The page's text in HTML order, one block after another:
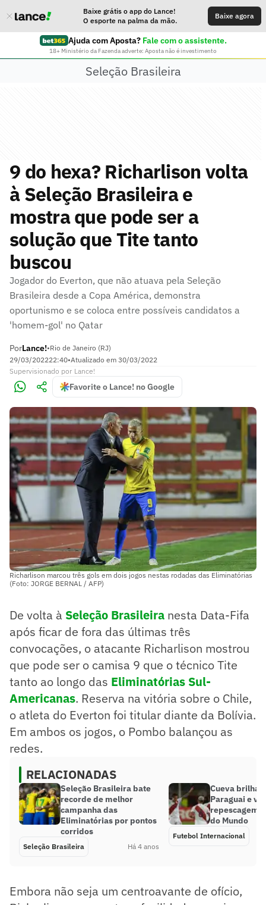
Baixe grátis o app do Lance!
O esporte na palma da mão.
Baixe agora
Ajuda com Aposta? Fale com o assistente.
18+ Ministério da Fazenda adverte: Aposta não é investimento
Seleção Brasileira
9 do hexa? Richarlison volta
à Seleção Brasileira e
mostra que pode ser a
solução que Tite tanto
buscou
Jogador do Everton, que não atuava pela Seleção
Brasileira desde a Copa América, demonstra
oportunismo e se coloca entre possíveis candidatos a
'homem-gol' no Qatar
PorLance!•Rio de Janeiro (RJ)
29/03/202222:40•Atualizado em 30/03/2022
Supervisionado por Lance!
Favorite o Lance! no Google
Richarlison marcou três gols em dois jogos nestas rodadas das Eliminatórias
(Foto: JORGE BERNAL / AFP)
De volta à Seleção Brasileira nesta Data-Fifa
após ficar de fora das últimas três
convocações, o atacante Richarlison mostrou
que pode ser o camisa 9 que o técnico Tite
tanto ao longo das Eliminatórias Sul-
Americanas. Reserva na vitória sobre o Chile,
o atleta do Everton foi titular diante da Bolívia.
Em ambos os jogos, o Pombo balançou as
redes.
RELACIONADAS
Seleção Brasileira bate
recorde de melhor
campanha das
Eliminatórias por pontos
corridos
Seleção Brasileira Há 4 anos
Cueva brilha,
Paraguai e
repescagem
do Mundo
Futebol Internacional
Embora não seja um centroavante de ofício,